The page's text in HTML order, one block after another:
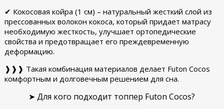
✔ Кокосовая койра (1 см) – натуральный жесткий слой из
прессованных волокон кокоса, который придает матрасу
необходимую жесткость, улучшает ортопедические
свойства и предотвращает его преждевременную
деформацию.
❱❱❱ Такая комбинация материалов делает Futon Cocos
комфортным и долговечным решением для сна.
➤ Для кого подходит топпер Futon Cocos?